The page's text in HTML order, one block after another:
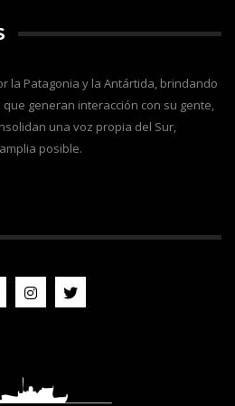
la Patagonia y la Antártida, brindando
generan interacción con su gente,
una voz propia del Sur,
posible.